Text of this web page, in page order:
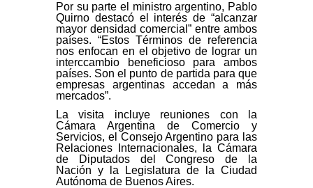
Por su parte el ministro argentino, Pablo
Quirno destacó el interés de “alcanzar
mayor densidad comercial” entre ambos
países. “Estos Términos de referencia
nos enfocan en el objetivo de lograr un
interccambio beneficioso para ambos
países. Son el punto de partida para que
empresas argentinas accedan a más
mercados”.
La visita incluye reuniones con la
Cámara Argentina de Comercio y
Servicios, el Consejo Argentino para las
Relaciones Internacionales, la Cámara
de Diputados del Congreso de la
Nación y la Legislatura de la Ciudad
Autónoma de Buenos Aires.